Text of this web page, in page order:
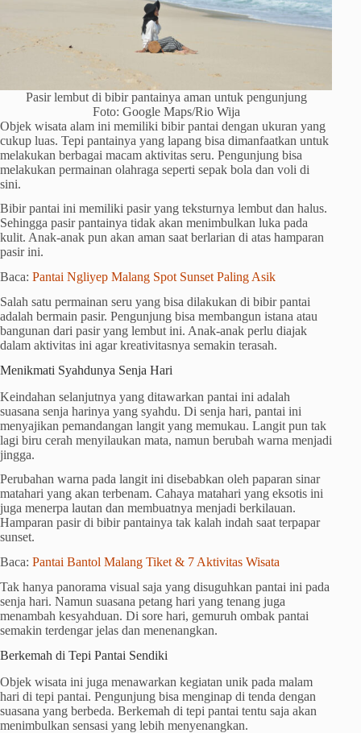
Pasir lembut di bibir pantainya aman untuk pengunjung
Foto: Google Maps/Rio Wija
Objek wisata alam ini memiliki bibir pantai dengan ukuran yang
cukup luas. Tepi pantainya yang lapang bisa dimanfaatkan untuk
melakukan berbagai macam aktivitas seru. Pengunjung bisa
melakukan permainan olahraga seperti sepak bola dan voli di
sini.
Bibir pantai ini memiliki pasir yang teksturnya lembut dan halus.
Sehingga pasir pantainya tidak akan menimbulkan luka pada
kulit. Anak-anak pun akan aman saat berlarian di atas hamparan
pasir ini.
Baca: Pantai Ngliyep Malang Spot Sunset Paling Asik
Salah satu permainan seru yang bisa dilakukan di bibir pantai
adalah bermain pasir. Pengunjung bisa membangun istana atau
bangunan dari pasir yang lembut ini. Anak-anak perlu diajak
dalam aktivitas ini agar kreativitasnya semakin terasah.
Menikmati Syahdunya Senja Hari
Keindahan selanjutnya yang ditawarkan pantai ini adalah
suasana senja harinya yang syahdu. Di senja hari, pantai ini
menyajikan pemandangan langit yang memukau. Langit pun tak
lagi biru cerah menyilaukan mata, namun berubah warna menjadi
jingga.
Perubahan warna pada langit ini disebabkan oleh paparan sinar
matahari yang akan terbenam. Cahaya matahari yang eksotis ini
juga menerpa lautan dan membuatnya menjadi berkilauan.
Hamparan pasir di bibir pantainya tak kalah indah saat terpapar
sunset.
Baca: Pantai Bantol Malang Tiket & 7 Aktivitas Wisata
Tak hanya panorama visual saja yang disuguhkan pantai ini pada
senja hari. Namun suasana petang hari yang tenang juga
menambah kesyahduan. Di sore hari, gemuruh ombak pantai
semakin terdengar jelas dan menenangkan.
Berkemah di Tepi Pantai Sendiki
Objek wisata ini juga menawarkan kegiatan unik pada malam
hari di tepi pantai. Pengunjung bisa menginap di tenda dengan
suasana yang berbeda. Berkemah di tepi pantai tentu saja akan
menimbulkan sensasi yang lebih menyenangkan.